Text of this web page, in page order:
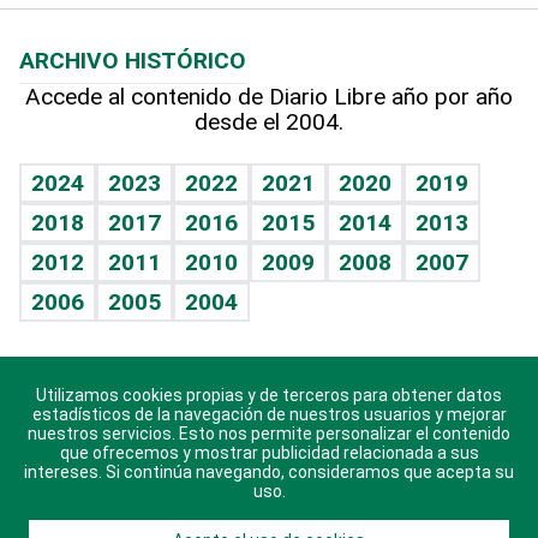
Hablando con el pediatra
Vida y familia
Eñe
Celebrando la vida
Sin complejos
En pocas palabras
Escuchando al corazón
Economía Personal
Línea de hit
TBT Deportivo
Lecturas
Hecho en casa
Guía del dinero
Cumpleaños
Horóscopos
Juegos
ARCHIVO HISTÓRICO
Accede al contenido de Diario Libre año por año
desde el 2004.
2024 2023 2022 2021 2020
2019
2018
2017 2016 2015 2014
2013
2012
2011 2010 2009 2008
2007
2006
2005 2004
Descarga nuestras aplicaciones para Android, iOS y
sistema Huawei.
Utilizamos cookies propias y de terceros para obtener datos
estadísticos de la navegación de nuestros usuarios y mejorar
nuestros servicios. Esto nos permite personalizar el contenido
que ofrecemos y mostrar publicidad relacionada a sus
intereses. Si continúa navegando, consideramos que acepta su
uso.